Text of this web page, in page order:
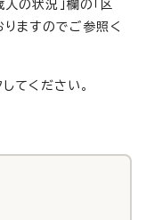
の状況」欄の「区
りますのでご参照く
てください。